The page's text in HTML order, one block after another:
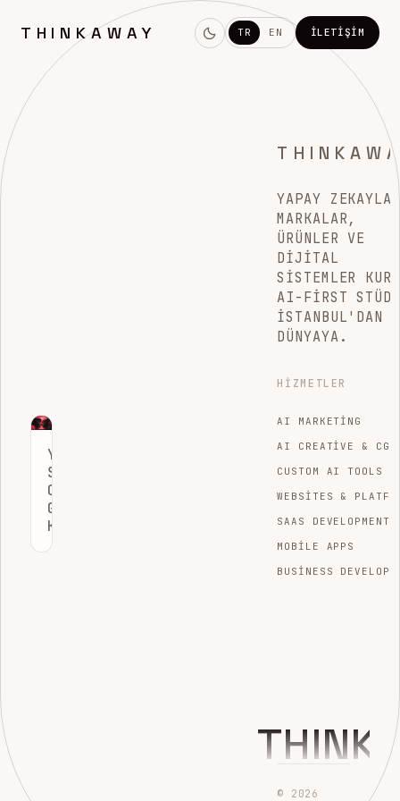
THINKAWAY TR EN İLETIŞIM
YENI
SEO:
CHATGPT’YE
GIREN
KAZANIYOR
YAPAY ZEKAYLA
MARKALAR,
ÜRÜNLER VE
DIJITAL
SISTEMLER
AI-FIRST
İSTANBUL'DAN
DÜNYAYA.
HIZMETLER
AI MARKETING
AI CREATIVE & CGI
CUSTOM AI TOOLS
WEBSITES &
SAAS DEVELOPMENT
MOBILE APPS
BUSINESS
© 2026